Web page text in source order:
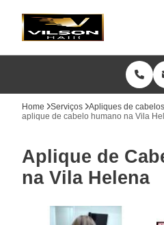
Home Serviços Apliques de cabelos
aplique de cabelo humano na Vila
Aplique de
na Vila Helena